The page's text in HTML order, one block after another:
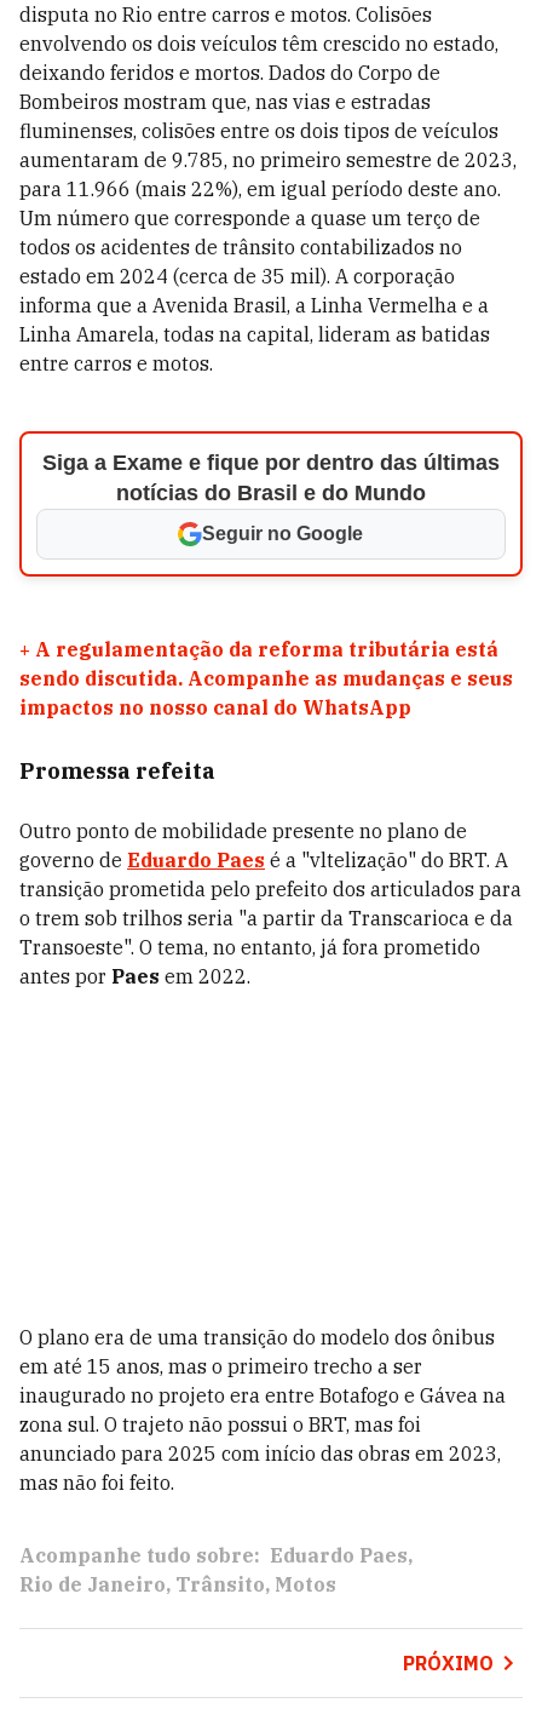
disputa no Rio entre carros e motos. Colisões
envolvendo os dois veículos têm crescido no estado,
deixando feridos e mortos. Dados do Corpo de
Bombeiros mostram que, nas vias e estradas
fluminenses, colisões entre os dois tipos de veículos
aumentaram de 9.785, no primeiro semestre de 2023,
para 11.966 (mais 22%), em igual período deste ano.
Um número que corresponde a quase um terço de
todos os acidentes de trânsito contabilizados no
estado em 2024 (cerca de 35 mil). A corporação
informa que a Avenida Brasil, a Linha Vermelha e a
Linha Amarela, todas na capital, lideram as batidas
entre carros e motos.
Siga a Exame e fique por dentro das últimas
notícias do Brasil e do Mundo
Seguir no Google
+ A regulamentação da reforma tributária está
sendo discutida. Acompanhe as mudanças e seus
impactos no nosso canal do WhatsApp
Promessa refeita
Outro ponto de mobilidade presente no plano de
governo de Eduardo Paes é a "vltelização" do BRT. A
transição prometida pelo prefeito dos articulados para
o trem sob trilhos seria "a partir da Transcarioca e da
Transoeste". O tema, no entanto, já fora prometido
antes por Paes em 2022.
O plano era de uma transição do modelo dos ônibus
em até 15 anos, mas o primeiro trecho a ser
inaugurado no projeto era entre Botafogo e Gávea na
zona sul. O trajeto não possui o BRT, mas foi
anunciado para 2025 com início das obras em 2023,
mas não foi feito.
Acompanhe tudo sobre: Eduardo Paes
Rio de Janeiro Trânsito Motos
PRÓXIMO